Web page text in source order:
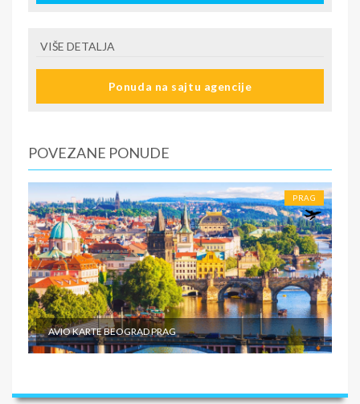
VIŠE DETALJA
Ponuda na sajtu agencije
POVEZANE PONUDE
PRAG
AVIO KARTE BEOGRAD PRAG